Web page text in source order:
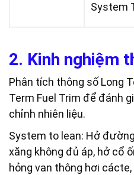
System
2. Kinh nghiệm
Phân tích thông số Long
Term Fuel Trim để đánh
chỉnh nhiên liệu.
System to lean: Hở
xăng không đủ áp, hở cổ
hỏng van thông hơi